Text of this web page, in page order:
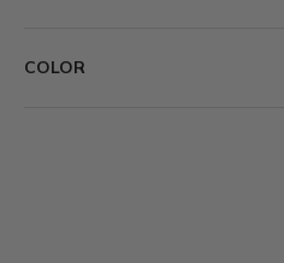
COLOR